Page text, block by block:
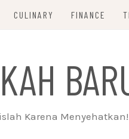
CULINARY FINANCE
Karena